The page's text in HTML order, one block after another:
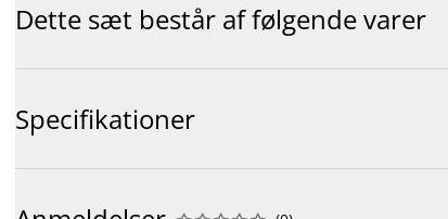
Dette sæt består af følgende varer
Specifikationer